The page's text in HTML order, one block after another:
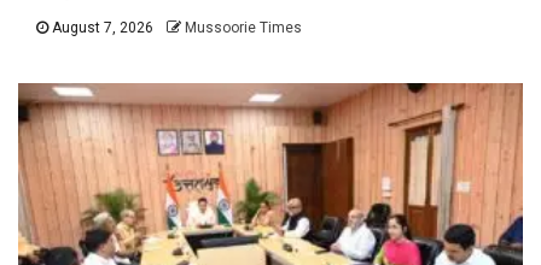
August 7, 2026 Mussoorie Times